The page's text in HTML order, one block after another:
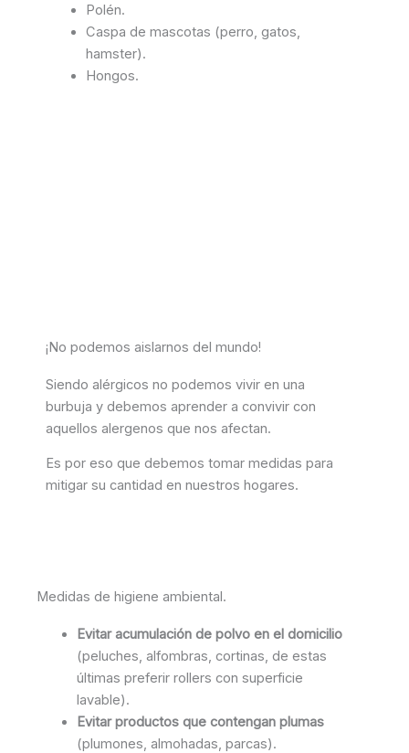
Polén.
Caspa de mascotas (perro, gatos,
hamster).
Hongos.
¡No podemos aislarnos del mundo!
Siendo alérgicos no podemos vivir en una
burbuja y debemos aprender a convivir con
aquellos alergenos que nos afectan.
Es por eso que debemos tomar medidas para
mitigar su cantidad en nuestros hogares.
Medidas de higiene ambiental.
Evitar acumulación de polvo en el domicilio
(peluches, alfombras, cortinas, de estas
últimas preferir rollers con superficie
lavable).
Evitar productos que contengan plumas
(plumones, almohadas, parcas).